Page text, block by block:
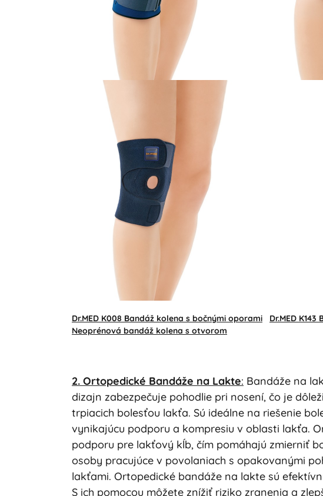
Dr.MED K008 Bandáž kolena s bočnými oporami Dr.MED
Neoprénová bandáž kolena s otvorom
2. Ortopedické Bandáže na Lakte: Bandáže na
dizajn zabezpečuje pohodlie pri nosení, čo je
trpiacich bolesťou lakťa. Sú ideálne na riešenie
vynikajúcu podporu a kompresiu v oblasti lakťa.
podporu pre lakťový kĺb, čím pomáhajú zmierniť
osoby pracujúce v povolaniach s opakovanými
lakťami. Ortopedické bandáže na lakte sú
S ich pomocou môžete znížiť riziko zranenia a